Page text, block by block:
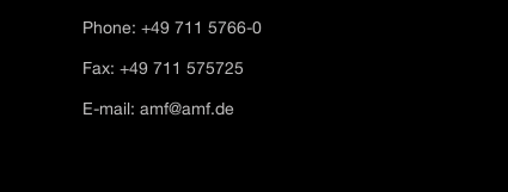
Phone: +49 711 5766-0
Fax: +49 711 575725
E-mail:amf@amf.de